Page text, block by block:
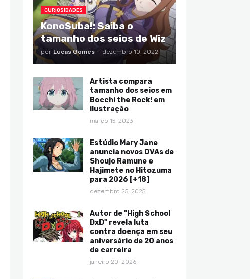
CURIOSIDADES
KonoSuba!: Saiba o
tamanho dos seios de Wiz
por Lucas Gomes - dezembro 10, 2022
Artista compara
tamanho dos seios em
Bocchi the Rock! em
ilustração
março 15, 2023
Estúdio Mary Jane
anuncia novos OVAs de
Shoujo Ramune e
Hajimete no Hitozuma
para 2026 [+18]
dezembro 25, 2025
Autor de "High School
DxD" revela luta
contra doença em seu
aniversário de 20 anos
de carreira
janeiro 20, 2026